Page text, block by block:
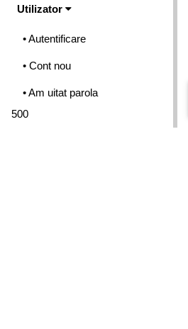
Utilizator
• Autentificare
• Cont nou
• Am uitat parola
500